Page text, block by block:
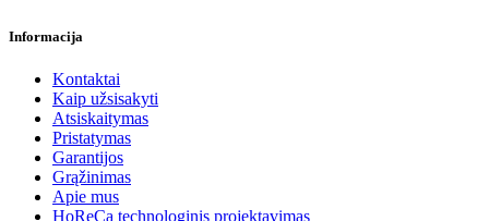
Informacija
Kontaktai
Kaip užsisakyti
Atsiskaitymas
Pristatymas
Garantijos
Grąžinimas
Apie mus
HoReCa technologinis projektavimas